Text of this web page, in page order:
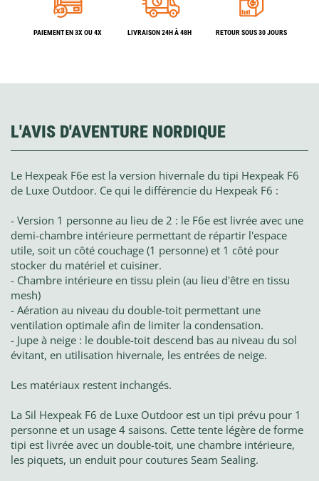
PAIEMENT EN 3X OU 4X LIVRAISON 24H À 48H RETOUR SOUS 30 JOURS
L'AVIS D'AVENTURE NORDIQUE
Le Hexpeak F6e est la version hivernale du tipi Hexpeak F6
de Luxe Outdoor. Ce qui le différencie du Hexpeak F6 :
- Version 1 personne au lieu de 2 : le F6e est livrée avec une
demi-chambre intérieure permettant de répartir l'espace
utile, soit un côté couchage (1 personne) et 1 côté pour
stocker du matériel et cuisiner.
- Chambre intérieure en tissu plein (au lieu d'être en tissu
mesh)
- Aération au niveau du double-toit permettant une
ventilation optimale afin de limiter la condensation.
- Jupe à neige : le double-toit descend bas au niveau du sol
évitant, en utilisation hivernale, les entrées de neige.
Les matériaux restent inchangés.
La Sil Hexpeak F6 de Luxe Outdoor est un tipi prévu pour 1
personne et un usage 4 saisons. Cette tente légère de forme
tipi est livrée avec un double-toit, une chambre intérieure,
les piquets, un enduit pour coutures Seam Sealing.